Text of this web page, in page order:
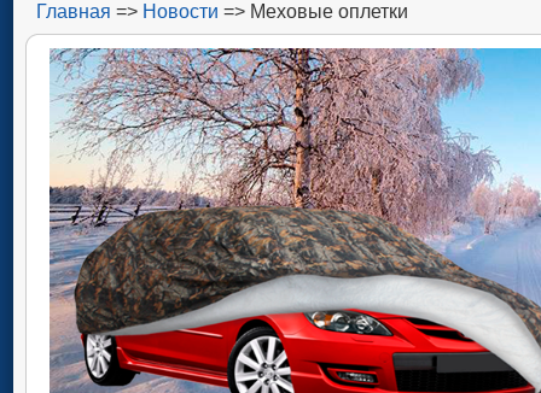
Главная => Новости => Меховые оплетки